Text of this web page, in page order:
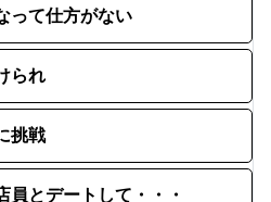
って仕方がない
られ
挑戦
員とデートして・・・